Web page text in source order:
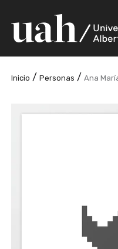
Inicio /Personas /Ana